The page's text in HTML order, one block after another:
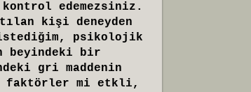
edemezsiniz.
kişi deneyden
psikolojik
beyindeki bir
gri maddenin
faktörler mi etkli,